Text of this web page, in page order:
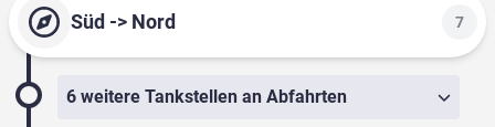
Süd -> Nord 7
6 weitere Tankstellen an Abfahrten